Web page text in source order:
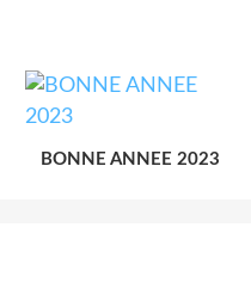
BONNE ANNEE 2023